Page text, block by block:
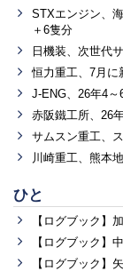
STXエンジン、
＋6隻分
日機装、次世代
恒力重工、7月に
J-ENG、26年4
赤阪鐵工所、26
サムスン重工、
川崎重工、熊本
ひと
【ログブック】
【ログブック】
【ログブック】